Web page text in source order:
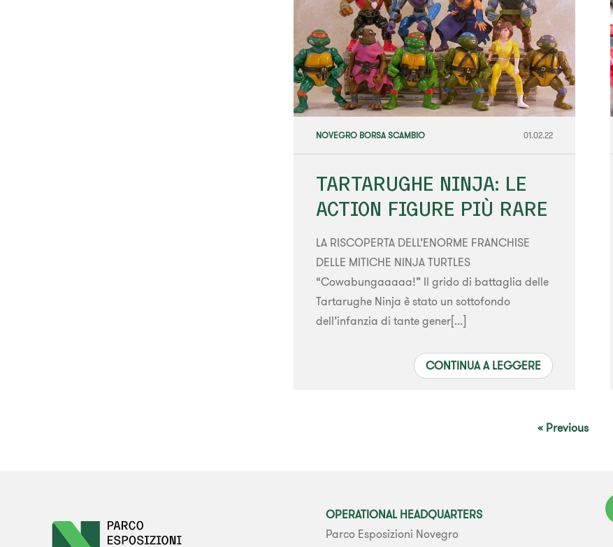
NOVEGRO BORSA SCAMBIO 01.02.22
TARTARUGHE NINJA: LE
ACTION FIGURE PIÙ RARE
LA RISCOPERTA DELL’ENORME FRANCHISE
DELLE MITICHE NINJA TURTLES
“Cowabungaaaaa!” Il grido di battaglia delle
Tartarughe Ninja è stato un sottofondo
dell’infanzia di tante gener[...]
CONTINUA A LEGGERE
« Previous
OPERATIONAL HEADQUARTERS
Parco Esposizioni Novegro